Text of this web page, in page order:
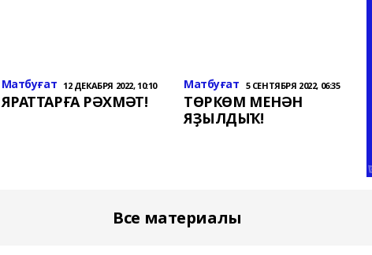
Матбуғат 12 ДЕКАБРЯ 2022, 10:10
ЯРАТТАРҒА РӘХМӘТ!
Матбуғат 5 СЕНТЯБРЯ 2022, 06:35
ТӨРКӨМ МЕНӘН
ЯҘЫЛДЫҠ!
Все материалы